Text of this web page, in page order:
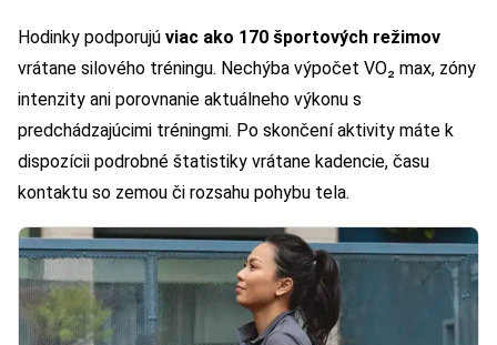
Hodinky podporujú viac ako 170 športových režimov
vrátane silového tréningu. Nechýba výpočet VO₂ max, zóny
intenzity ani porovnanie aktuálneho výkonu s
predchádzajúcimi tréningmi. Po skončení aktivity máte k
dispozícii podrobné štatistiky vrátane kadencie, času
kontaktu so zemou či rozsahu pohybu tela.